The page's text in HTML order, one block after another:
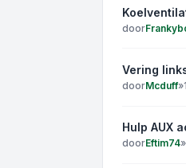
door
Vering
doorMcduff»
Hulp AUX
doorEftim74»